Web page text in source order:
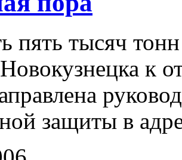
пять тысяч
к
защиты в